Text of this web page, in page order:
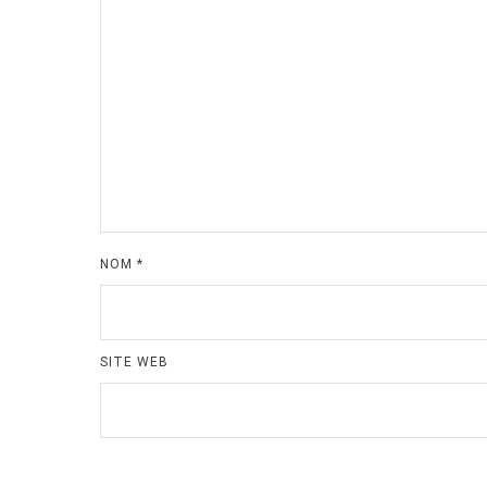
NOM *
SITE WEB